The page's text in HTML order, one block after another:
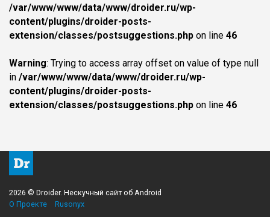
/var/www/www/data/www/droider.ru/wp-
content/plugins/droider-posts-
extension/classes/postsuggestions.php on line 46
Warning: Trying to access array offset on value of type null
in /var/www/www/data/www/droider.ru/wp-
content/plugins/droider-posts-
extension/classes/postsuggestions.php on line 46
2026 © Droider. Нескучный сайт об Android
О Проекте
Rusonyx